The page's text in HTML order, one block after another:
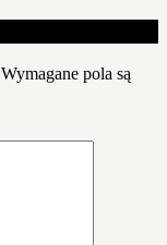
Wymagane pola są